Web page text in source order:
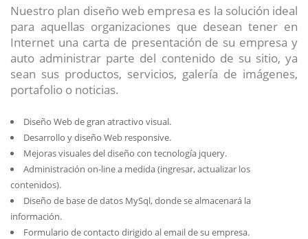
Nuestro plan diseño web empresa es la solución ideal
para aquellas organizaciones que desean tener en
Internet una carta de presentación de su empresa y
auto administrar parte del contenido de su sitio, ya
sean sus productos, servicios, galería de imágenes,
portafolio o noticias.
Diseño Web de gran atractivo visual.
Desarrollo y diseño Web responsive.
Mejoras visuales del diseño con tecnología jquery.
Administración on-line a medida (ingresar, actualizar los
contenidos).
Diseño de base de datos MySql, donde se almacenará la
información.
Formulario de contacto dirigido al email de su empresa.